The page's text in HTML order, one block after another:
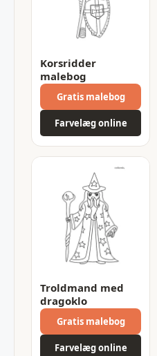
Korsridder
malebog
Gratis malebog
Farvelæg online
Troldmand med
dragoklo
Gratis malebog
Farvelæg online